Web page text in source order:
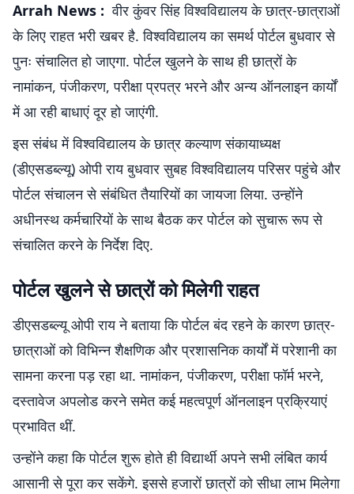
Arrah News : वीर कुंवर सिंह विश्वविद्यालय के छात्र-छात्राओं
के लिए राहत भरी खबर है. विश्वविद्यालय का समर्थ पोर्टल बुधवार से
पुनः संचालित हो जाएगा. पोर्टल खुलने के साथ ही छात्रों के
नामांकन, पंजीकरण, परीक्षा प्रपत्र भरने और अन्य ऑनलाइन कार्यों
में आ रही बाधाएं दूर हो जाएंगी.
इस संबंध में विश्वविद्यालय के छात्र कल्याण संकायाध्यक्ष
(डीएसडब्ल्यू) ओपी राय बुधवार सुबह विश्वविद्यालय परिसर पहुंचे और
पोर्टल संचालन से संबंधित तैयारियों का जायजा लिया. उन्होंने
अधीनस्थ कर्मचारियों के साथ बैठक कर पोर्टल को सुचारू रूप से
संचालित करने के निर्देश दिए.
पोर्टल खुलने से छात्रों को मिलेगी राहत
डीएसडब्ल्यू ओपी राय ने बताया कि पोर्टल बंद रहने के कारण छात्र-
छात्राओं को विभिन्न शैक्षणिक और प्रशासनिक कार्यों में परेशानी का
सामना करना पड़ रहा था. नामांकन, पंजीकरण, परीक्षा फॉर्म भरने,
दस्तावेज अपलोड करने समेत कई महत्वपूर्ण ऑनलाइन प्रक्रियाएं
प्रभावित थीं.
उन्होंने कहा कि पोर्टल शुरू होते ही विद्यार्थी अपने सभी लंबित कार्य
आसानी से पूरा कर सकेंगे. इससे हजारों छात्रों को सीधा लाभ मिलेगा